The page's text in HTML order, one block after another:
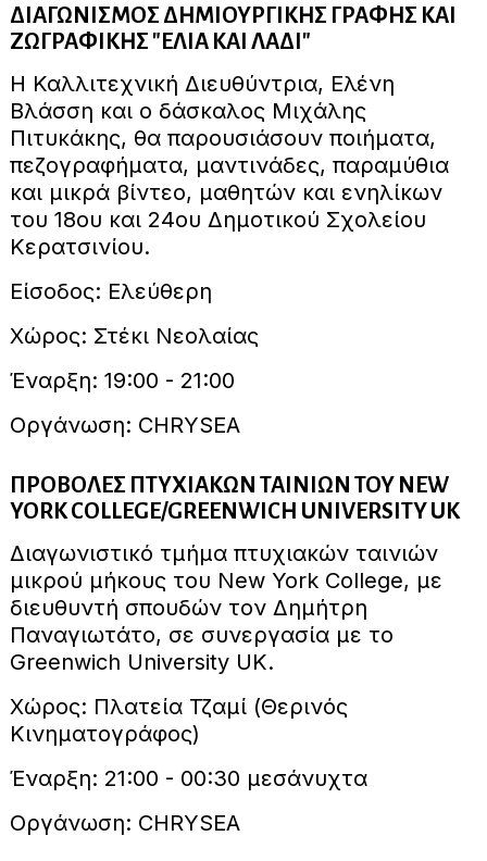
ΔΙΑΓΩΝΙΣΜΟΣ ΔΗΜΙΟΥΡΓΙΚΗΣ ΓΡΑΦΗΣ ΚΑΙ
ΖΩΓΡΑΦΙΚΗΣ "ΕΛΙΑ ΚΑΙ ΛΑΔΙ"
Η Καλλιτεχνική Διευθύντρια, Ελένη
Βλάσση και ο δάσκαλος Μιχάλης
Πιτυκάκης, θα παρουσιάσουν ποιήματα,
πεζογραφήματα, μαντινάδες, παραμύθια
και μικρά βίντεο, μαθητών και ενηλίκων
του 18ου και 24ου Δημοτικού Σχολείου
Κερατσινίου.
Είσοδος: Ελεύθερη
Χώρος: Στέκι Νεολαίας
Έναρξη: 19:00 - 21:00
Οργάνωση: CHRYSEA
ΠΡΟΒΟΛΕΣ ΠΤΥΧΙΑΚΩΝ ΤΑΙΝΙΩΝ ΤΟΥ NEW
YORK COLLEGE/GREENWICH UNIVERSITY UK
Διαγωνιστικό τμήμα πτυχιακών ταινιών
μικρού μήκους του New York College, με
διευθυντή σπουδών τον Δημήτρη
Παναγιωτάτο, σε συνεργασία με το
Greenwich University UK.
Χώρος: Πλατεία Τζαμί (Θερινός
Κινηματογράφος)
Έναρξη: 21:00 - 00:30 μεσάνυχτα
Οργάνωση: CHRYSEA